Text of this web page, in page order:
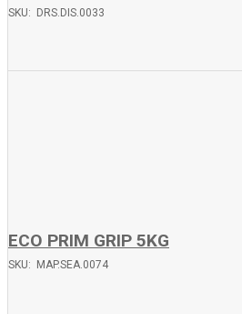
SKU: DRS.DIS.0033
ECO PRIM GRIP 5KG
SKU: MAP.SEA.0074